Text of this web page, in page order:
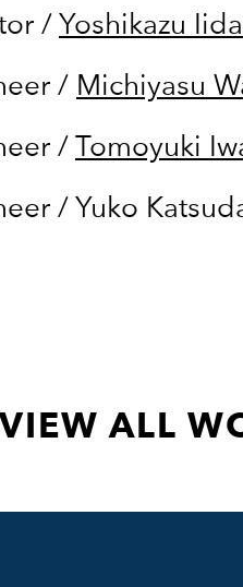
/ Yoshikazu Iida
/ Michiyasu
/ Tomoyuki
/ Yuko
ALL